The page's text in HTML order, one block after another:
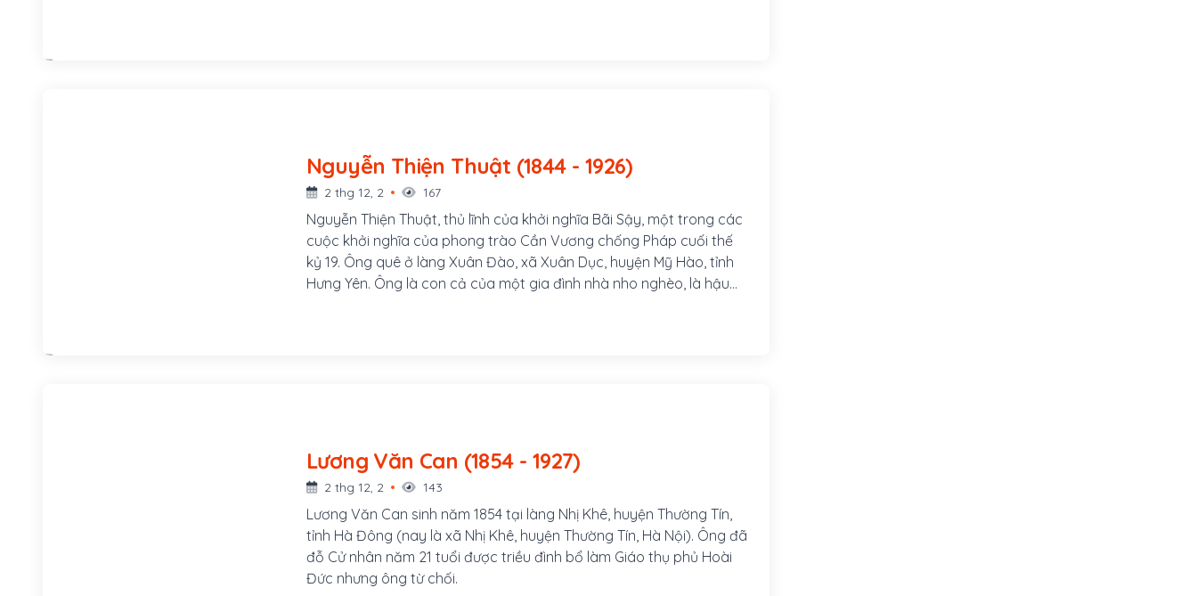
Nguyễn Thiện Thuật (1844 - 1926)
2 thg 12, 2 167
Nguyễn Thiện Thuật, thủ lĩnh của khởi nghĩa Bãi Sậy, một trong các
cuộc khởi nghĩa của phong trào Cần Vương chống Pháp cuối thế
kỷ 19. Ông quê ở làng Xuân Đào, xã Xuân Dục, huyện Mỹ Hào, tỉnh
Hưng Yên. Ông là con cả của một gia đình nhà nho nghèo, là hậu
Lương Văn Can (1854 - 1927)
2 thg 12, 2 143
Lương Văn Can sinh năm 1854 tại làng Nhị Khê, huyện Thường Tín,
tỉnh Hà Đông (nay là xã Nhị Khê, huyện Thường Tín, Hà Nội). Ông đã
đỗ Cử nhân năm 21 tuổi được triều đình bổ làm Giáo thụ phủ Hoài
Đức nhưng ông từ chối.